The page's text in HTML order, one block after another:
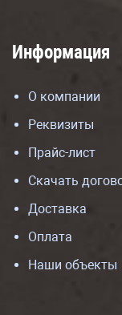
Информация
О компании
Реквизиты
Прайс-лист
Скачать
Доставка
Оплата
Наши объекты